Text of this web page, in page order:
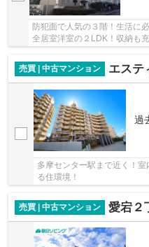
防犯面で人気の３階！生活に
全居室洋室の２LDK！収納も
売買 | 中古マンション
エスティメー
過
多摩センター駅まで近く！
る住環境！
売買 | 中古マンション 愛宕２